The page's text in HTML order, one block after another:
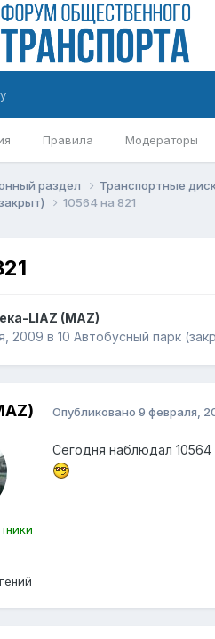
Правила Модераторы
раздел Транспортные
10564 на 821
LIAZ (MAZ)
2009 в 10 Автобусный парк
Опубликовано 9 февраля,
Сегодня наблюдал